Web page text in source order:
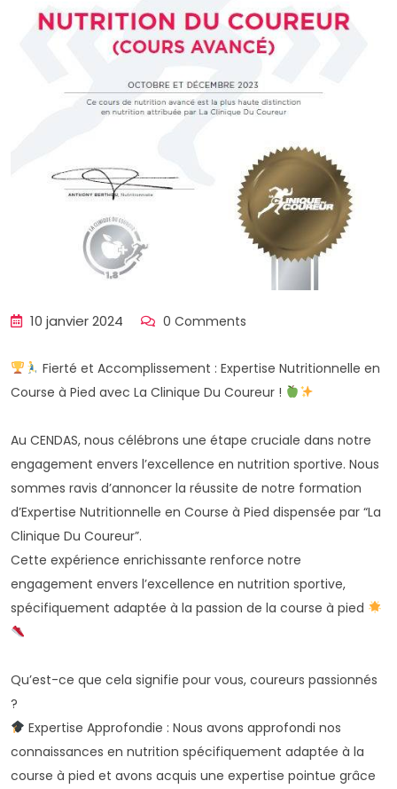
10 janvier 2024 0 Comments
Fierté et Accomplissement : Expertise Nutritionnelle en
Course à Pied avec La Clinique Du Coureur !
Au CENDAS, nous célébrons une étape cruciale dans notre
engagement envers l’excellence en nutrition sportive. Nous
sommes ravis d’annoncer la réussite de notre formation
d’Expertise Nutritionnelle en Course à Pied dispensée par “La
Clinique Du Coureur”.
Cette expérience enrichissante renforce notre
engagement envers l’excellence en nutrition sportive,
spécifiquement adaptée à la passion de la course à pied
Qu’est-ce que cela signifie pour vous, coureurs passionnés
?
Expertise Approfondie : Nous avons approfondi nos
connaissances en nutrition spécifiquement adaptée à la
course à pied et avons acquis une expertise pointue grâce